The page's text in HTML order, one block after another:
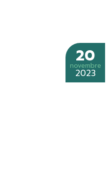
20
novembre
2023